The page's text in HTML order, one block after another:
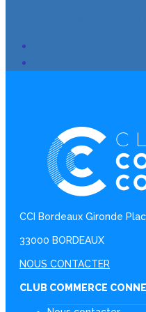
CCI Bordeaux Gironde
33000 BORDEAUX
NOUS CONTACTER
CLUB COMMERCE